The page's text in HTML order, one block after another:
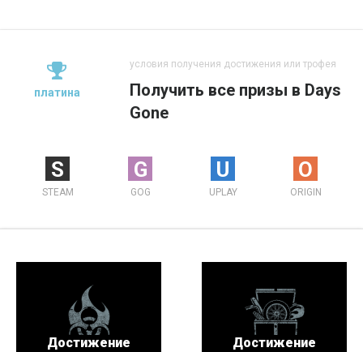
платина
условия получения достижения или трофея
Получить все призы в Days
Gone
S
STEAM
G
GOG
U
UPLAY
O
ORIGIN
Достижение
Достижение